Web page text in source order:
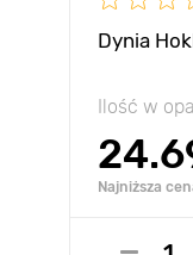
Dynia
Ilość w
Najniższa